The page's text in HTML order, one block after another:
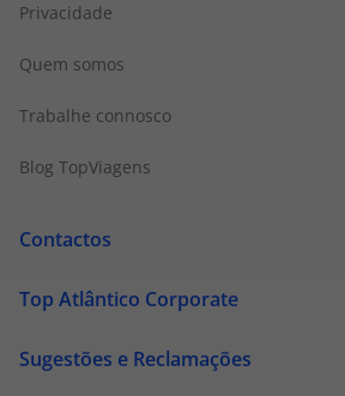
Privacidade
Quem somos
Trabalhe connosco
Blog TopViagens
Contactos
Top Atlântico Corporate
Sugestões e Reclamações